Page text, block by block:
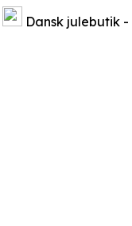
Dansk julebutik -